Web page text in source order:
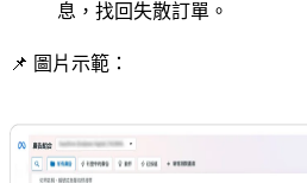
息，找回失散訂單。
📌 圖片示範：